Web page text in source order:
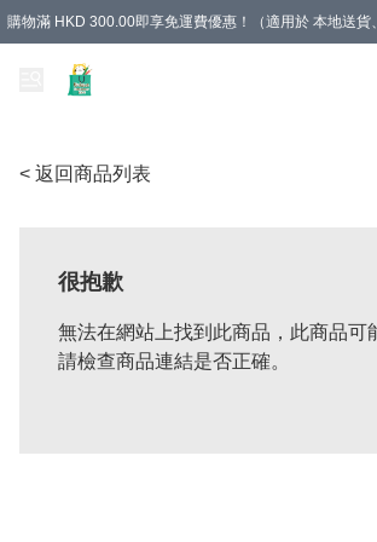
購物滿 HKD 300.00即享免運費優惠！（適用於 本地送貨
< 返回商品列表
很抱歉
無法在網站上找到此商品，此商品可
請檢查商品連結是否正確。